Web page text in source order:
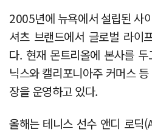
2005년에 뉴욕에서 설립된 사
셔츠 브랜드에서 글로벌 라이
다. 현재 몬트리올에 본사를
닉스와 캘리포니아주 커머스
장을 운영하고 있다.
올해는 테니스 선수 앤디 로